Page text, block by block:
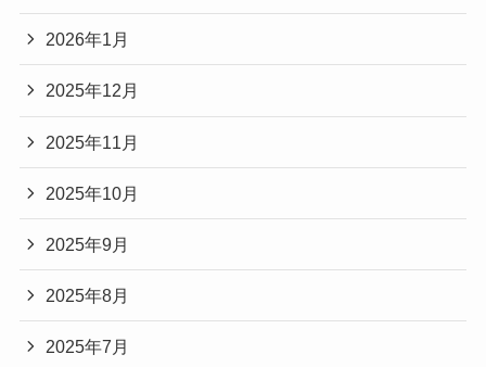
2026年1月
2025年12月
2025年11月
2025年10月
2025年9月
2025年8月
2025年7月